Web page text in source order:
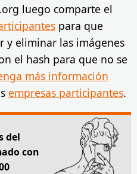
luego comparte el
para que
y eliminar las imágenes
el hash para que no se
más información
empresas participantes.
del
con